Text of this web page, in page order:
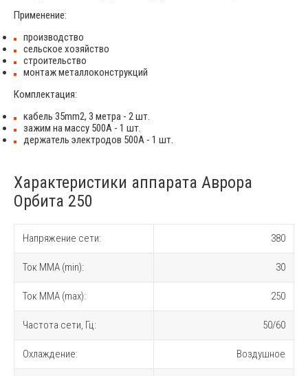
Применение:
производство
сельское хозяйство
строительство
монтаж металлоконструкций
Комплектация:
кабель 35mm2, 3 метра - 2 шт.
зажим на массу 500А - 1 шт.
держатель электродов 500А - 1 шт.
Характеристики аппарата Аврора
Орбита 250
Напряжение сети: 380
Ток MMA (min): 30
Ток MMA (max): 250
Частота сети, Гц: 50/60
Охлаждение: Воздушное